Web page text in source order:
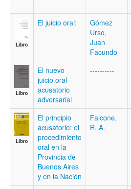
Libro
El juicio oral:
Gómez
Urso,
Juan
Facundo
Libro
El nuevo
juicio oral
acusatorio
adversarial
----------
Libro
El principio
acusatorio: el
procedimiento
oral en la
Provincia de
Buenos Aires
y en la Nación
Falcone,
R. A.